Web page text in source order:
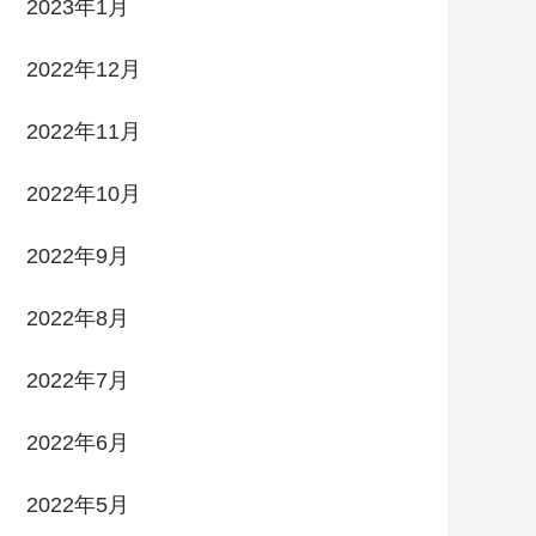
2023年1月
2022年12月
2022年11月
2022年10月
2022年9月
2022年8月
2022年7月
2022年6月
2022年5月